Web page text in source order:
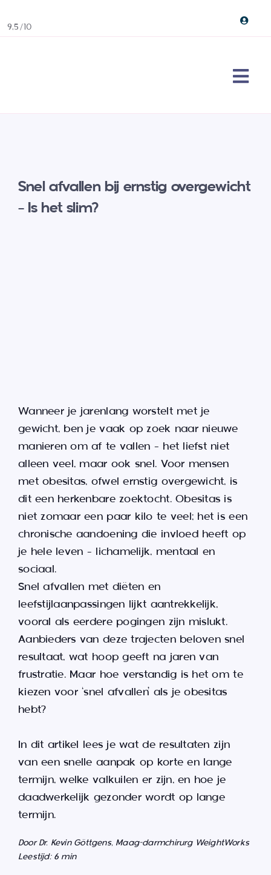
to9,5/10
Snel afvallen bij ernstig overgewicht
– Is het slim?
Wanneer je jarenlang worstelt met je
gewicht, ben je vaak op zoek naar nieuwe
manieren om af te vallen – het liefst niet
alleen veel, maar ook snel. Voor mensen
met obesitas, ofwel ernstig overgewicht, is
dit een herkenbare zoektocht. Obesitas is
niet zomaar een paar kilo te veel; het is een
chronische aandoening die invloed heeft op
je hele leven – lichamelijk, mentaal en
sociaal.
Snel afvallen met diëten en
leefstijlaanpassingen lijkt aantrekkelijk,
vooral als eerdere pogingen zijn mislukt.
Aanbieders van deze trajecten beloven snel
resultaat, wat hoop geeft na jaren van
frustratie. Maar hoe verstandig is het om te
kiezen voor ‘snel afvallen’ als je obesitas
hebt?
In dit artikel lees je wat de resultaten zijn
van een snelle aanpak op korte en lange
termijn, welke valkuilen er zijn, en hoe je
daadwerkelijk gezonder wordt op lange
termijn.
Door Dr. Kevin Göttgens, Maag-darmchirurg WeightWorks
Leestijd: 6 min